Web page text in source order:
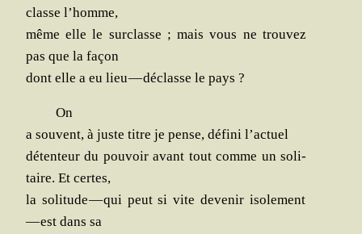
classe l’homme,
même elle le sur­classe ; mais vous ne trou­vez
pas que la façon
dont elle a eu lieu — déclasse le pays ?
On
a sou­vent, à juste titre je pense, défi­ni l’actuel
déten­teur du pou­voir avant tout comme un soli­
taire. Et certes,
la soli­tude — qui peut si vite deve­nir iso­le­ment
— est dans sa